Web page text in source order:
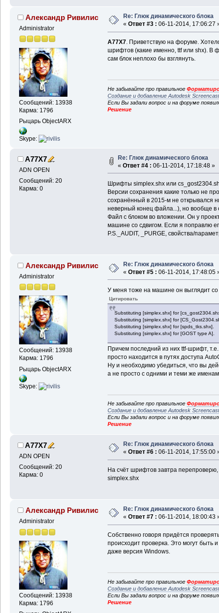
Александр Ривилис
Administrator
Сообщений: 13938
Карма: 1796
Рыцарь ObjectARX
Skype:
Re: Глюк динамического блока
« Ответ #3 : 06-11-2014, 17:06:27
A77X7. Приветствую на форуме.
шрифтов (какие именно, ttf или shx). В
сам блок неплохо бы взглянуть.
Не забывайте про правильное
Создание и добавление Autodesk
Если Вы задали вопрос и на форуме
Решение
A77X7
ADN OPEN
Сообщений: 20
Карма: 0
Re: Глюк динамического блока
« Ответ #4 : 06-11-2014, 17:18:48 »
Шрифты simplex.shx или
Версии сохранения какие только не
сохранённый в 2015-м не открывался
неверный конец файла...), но вообще в
Файл с блоком во вложении. Он у
машине со сдвигом. Если я поправлю
P.S._AUDIT, _PURGE, свойства/
Александр Ривилис
Administrator
Сообщений: 13938
Карма: 1796
Рыцарь ObjectARX
Skype:
Re: Глюк динамического блока
« Ответ #5 : 06-11-2014, 17:48:05
У меня тоже на машине он выглядит
Цитировать
Substituting [simplex.shx] for
Substituting [simplex.shx] for
Substituting [simplex.shx] for [spds_tks.shx].
Substituting [simplex.shx] for [GOST type A].
Причем последний из них ttf-шрифт,
просто находится в путях доступа
Ну и необходимо убедиться, что вы
а не просто с одними и теми же
Не забывайте про правильное
Создание и добавление Autodesk
Если Вы задали вопрос и на форуме
Решение
A77X7
ADN OPEN
Сообщений: 20
Карма: 0
Re: Глюк динамического блока
« Ответ #6 : 06-11-2014, 17:55:00
На счёт шрифтов завтра
simplex.shx
Александр Ривилис
Administrator
Сообщений: 13938
Карма: 1796
Re: Глюк динамического блока
« Ответ #7 : 06-11-2014, 18:00:43
Собственно говоря придётся
происходит проверка. Это могут быть
даже версия Windows.
Не забывайте про правильное
Создание и добавление Autodesk
Если Вы задали вопрос и на форуме
Решение